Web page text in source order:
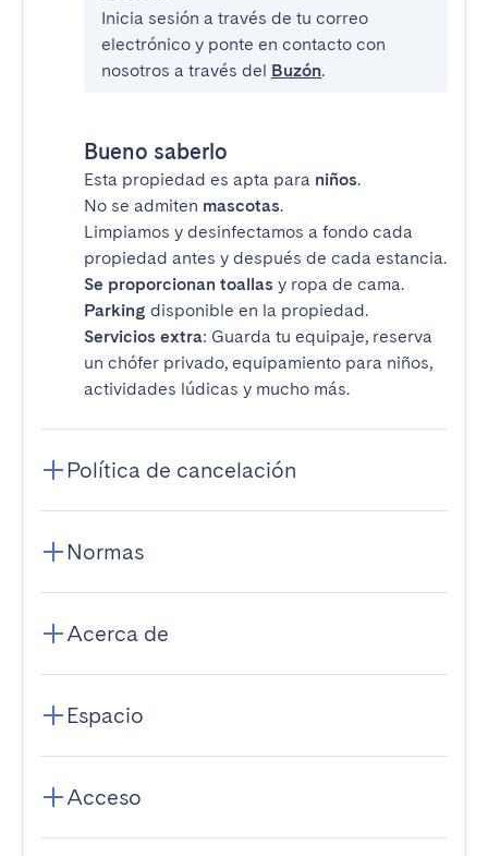
Inicia sesión a través de tu correo
electrónico y ponte en contacto con
nosotros a través del Buzón.
Bueno saberlo
Esta propiedad es apta para niños.
No se admiten mascotas.
Limpiamos y desinfectamos a fondo cada
propiedad antes y después de cada estancia.
Se proporcionan toallas y ropa de cama.
Parking disponible en la propiedad.
Servicios extra: Guarda tu equipaje, reserva
un chófer privado, equipamiento para niños,
actividades lúdicas y mucho más.
Política de cancelación
Normas
Acerca de
Espacio
Acceso